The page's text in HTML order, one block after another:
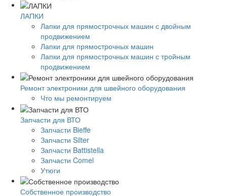
ЛАПКИ
Лапки для прямострочных машин с двойным
продвижением
Лапки для прямострочных машин
Лапки для прямострочных машин с тройным
продвижением
Ремонт электроники для швейного оборудования
Что мы ремонтируем
Запчасти для ВТО
Запчасти Bieffe
Запчасти Silter
Запчасти Battistella
Запчасти Comel
Утюги
Собственное производство